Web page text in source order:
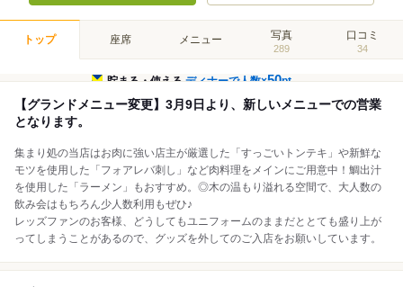
トップ 座席 メニュー 写真
289
口コミ
34
貯まる・使えるディナーで人数×50pt
【グランドメニュー変更】3月9日より、新しいメニューでの営業
となります。
集まり処の当店はお肉に強い店主が厳選した「すっごいトンテキ」や新鮮な
モツを使用した「フォアレバ刺し」など肉料理をメインにご用意中！鯛出汁
を使用した「ラーメン」もおすすめ。◎木の温もり溢れる空間で、大人数の
飲み会はもちろん少人数利用もぜひ♪
レッズファンのお客様、どうしてもユニフォームのままだととても盛り上が
ってしまうことがあるので、グッズを外してのご入店をお願いしています。